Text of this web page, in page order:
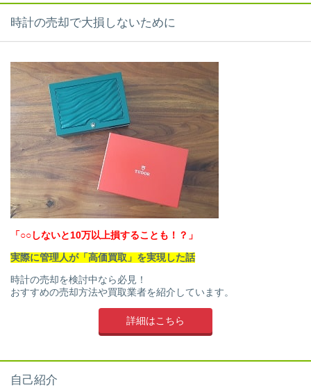
時計の売却で大損しないために
「○○しないと10万以上損することも！？」
実際に管理人が「高価買取」を実現した話
時計の売却を検討中なら必見！
おすすめの売却方法や買取業者を紹介しています。
詳細はこちら
自己紹介